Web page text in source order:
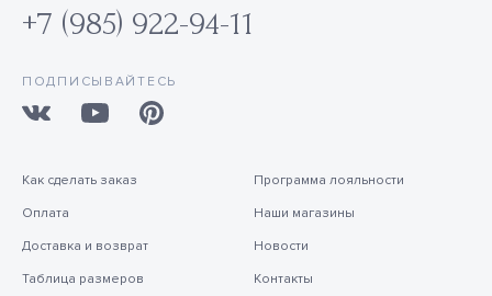
+7 (985) 922-94-11
ПОДПИСЫВАЙТЕСЬ
Как сделать заказ
Оплата
Доставка и возврат
Таблица размеров
Программа лояльности
Наши магазины
Новости
Контакты